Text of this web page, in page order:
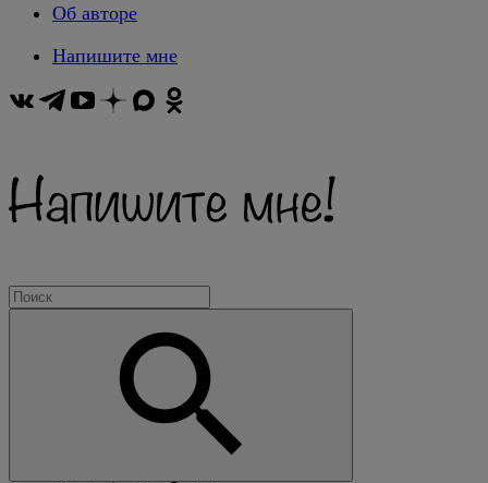
Об авторе
Напишите мне